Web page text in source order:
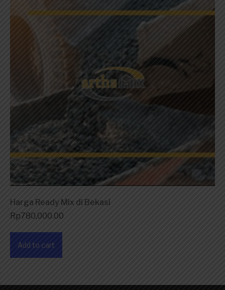
Harga Ready Mix di Bekasi
Rp780,000.00
Add to cart